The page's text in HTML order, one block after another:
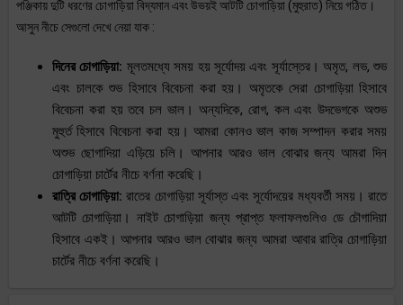
পঞ্জিকায় দুটি ধরণের চোগাড়িয়া বিদ্যমান এবং উভয়ই আটটি চোগাড়িয়া (মুহুরাত) নিয়ে গঠিত।
আসুন নীচে সেগুলো দেখে নেয়া যাক :
দিনের চোগাড়িয়া: মূলতমধ্যে সময় হয় সূর্যোদয় এবং সূর্যাস্তের। অমৃত, লভ, শুভ
এবং চালকে শুভ হিসাবে বিবেচনা করা হয়। অমৃতকে সেরা চোগাড়িয়া হিসাবে
বিবেচনা করা হয় তবে চল ভাল। অন্যদিকে, রোগ, কল এবং উদভেগকে অশুভ
মুহুর্ত হিসাবে বিবেচনা করা হয়। আমরা কোনও ভাল কাজ সম্পাদন করার সময়
অশুভ ছোগাদিয়া এড়িয়ে চলি। আপনার আরও ভাল বোঝার জন্য আমরা দিন
চোগাড়িয়া চার্টের নীচে বর্ণনা করেছি।
রাত্রি চোগাড়িয়া:রাতের চোগাড়িয়া সূর্যাস্ত এবং সূর্যোদয়ের মধ্যবর্তী সময়। রাতে
আটটি চোগাড়িয়া। নাইট চোগাড়িয়া জন্য প্রাপ্ত ফলাফলগুলিও ডে চৌগাদিয়া
হিসাবে একই। আপনার আরও ভাল বোঝার জন্য আমরা আবার রাত্রি চোগাড়িয়া
চার্টের নীচে বর্ণনা করেছি।